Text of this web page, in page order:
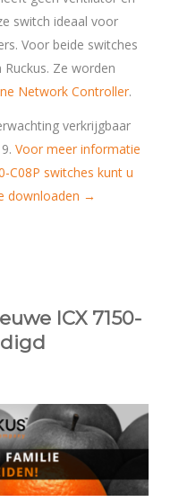
switch ideaal voor
Voor beide switches
Ze worden
Network Controller.
verkrijgbaar
Voor meer informatie
C08P switches kunt u
downloaden →
ICX 7150-